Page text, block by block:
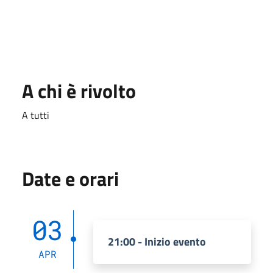
A chi è rivolto
A tutti
Date e orari
03
APR
21:00 - Inizio evento